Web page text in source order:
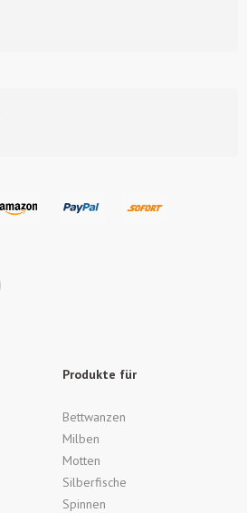
Produkte für
Bettwanzen
Milben
Motten
Silberfische
Spinnen